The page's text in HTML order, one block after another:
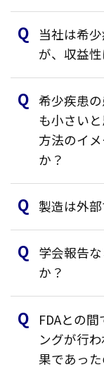
当社は希
が、収益
希少疾患
も小さい
方法のイ
か？
製造は外
学会報告
か？
FDAとの
ングが行
果であっ